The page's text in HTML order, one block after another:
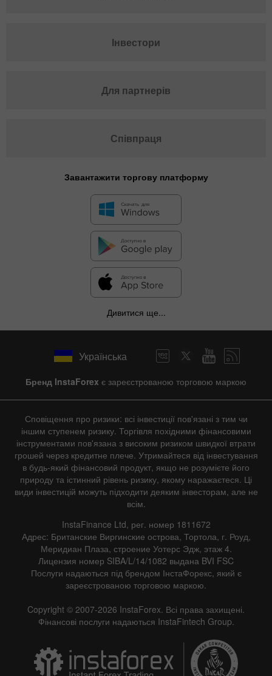
Інвестори
Для партнерів
Співпраця
Завантажити торгову платформу
Дивитися ще...
Українська
Бренд InstaForex є зареєстрованою торговою маркою
Сповіщення про ризики: всі інвестиції пов'язані з тим чи
іншим ступенем ризику. Торгівля похідними фінансовими
інструментами пов'язана з високим ризиком швидкої втрати
грошей через кредитне плече. Утримайтеся від інвестування
в будь-який фінансовий продукт, якщо не розумієте його
природу та істинний рівень ризику, якому наражаєтеся. Ці
види інвестицій можуть підходити деяким інвесторам, але не
всім.
InstaFinance Ltd, рег. номер 1811672
Адрес: Британские Виргинские острова, Тортола, г. Роуд,
Меридиан Плаза, строение Уотерс Эдж, этаж 4.
Лицензия номер SIBA/L/14/1082 выдана BVI FSC
Послуги надаються під брендом ІнстаФорекс, який є
зареєстрованою торговою маркою.
Copyright © 2007-2026 InstaForex. Всі права захищені.
Фінансові послуги надаються InstaFintech Group.